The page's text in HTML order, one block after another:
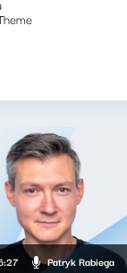
Patryk Rabiega